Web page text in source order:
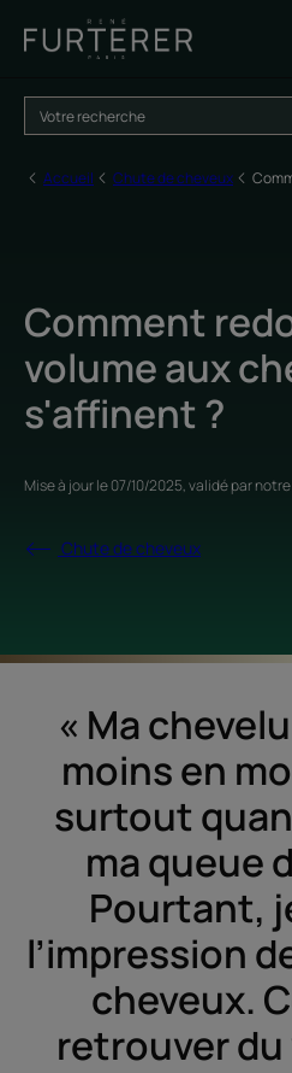
Accueil Chute de cheveux
Comment
volume aux
s'affinent ?
Mise à jour le07/10/2025, validé par
Chute de cheveux
« Ma
moins en
surtout
ma queue
Pourtant,
l’impression
cheveux.
retrouver du